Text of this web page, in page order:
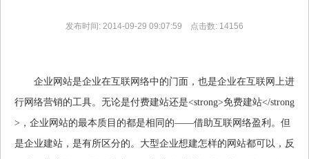
发布时间: 2014-09-29 09:07:59 点击数: 14156
企业网站是企业在互联网络中的门面，也是企业在互联网上进
行网络营销的工具。无论是付费建站还是<strong>免费建站</strong
>，企业网站的最本质目的都是相同的——借助互联网络盈利。但
是企业建站，是有所区分的。大型企业想建怎样的网站都可以，反